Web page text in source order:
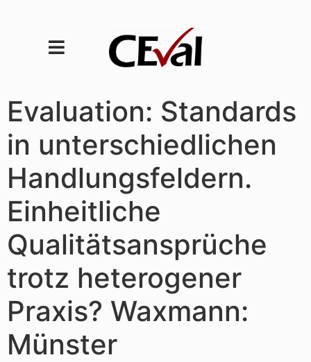
Evaluation: Standards
in unterschiedlichen
Handlungsfeldern.
Einheitliche
Qualitätsansprüche
trotz heterogener
Praxis? Waxmann:
Münster